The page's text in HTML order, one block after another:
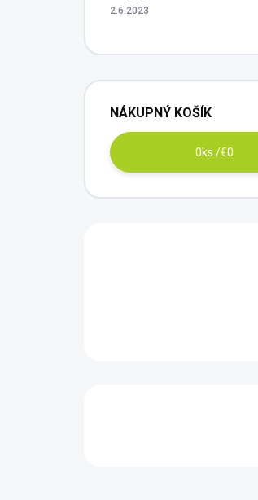
2.6.2023
NÁKUPNÝ KOŠÍK
0ks /€0